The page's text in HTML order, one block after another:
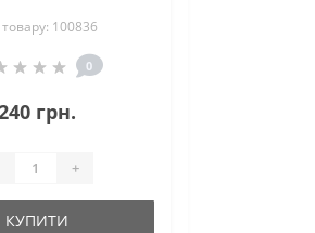
100836
0
грн.
+
КУПИТИ